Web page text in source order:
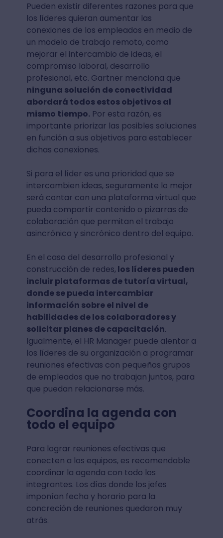
Pueden existir diferentes razones para que
los líderes quieran aumentar las
conexiones de los empleados en medio de
un modelo de trabajo remoto, como
mejorar el intercambio de ideas, el
compromiso laboral, desarrollo
profesional, etc. Gartner menciona que
ninguna solución de conectividad
abordará todos estos objetivos al
mismo tiempo.Por esta razón, es
importante priorizar las posibles soluciones
en función a sus objetivos para establecer
dichas conexiones.
Si para el líder es una prioridad que se
intercambien ideas, seguramente lo mejor
será contar con una plataforma virtual que
pueda compartir contenido o pizarras de
colaboración que permitan el trabajo
asincrónico y sincrónico dentro del equipo.
En el caso del desarrollo profesional y
construcción de redes, los líderes pueden
incluir plataformas de tutoría virtual,
donde se pueda intercambiar
información sobre el nivel de
habilidades de los colaboradores y
solicitar planes de capacitación.
Igualmente, el HR Manager puede alentar a
los líderes de su organización a programar
reuniones efectivas con pequeños grupos
de empleados que no trabajan juntos, para
que puedan relacionarse más.
Coordina la agenda con
todo el equipo
Para lograr reuniones efectivas que
conecten a los equipos, es recomendable
coordinar la agenda con todo los
integrantes. Los días donde los jefes
imponían fecha y horario para la
concreción de reuniones quedaron muy
atrás.